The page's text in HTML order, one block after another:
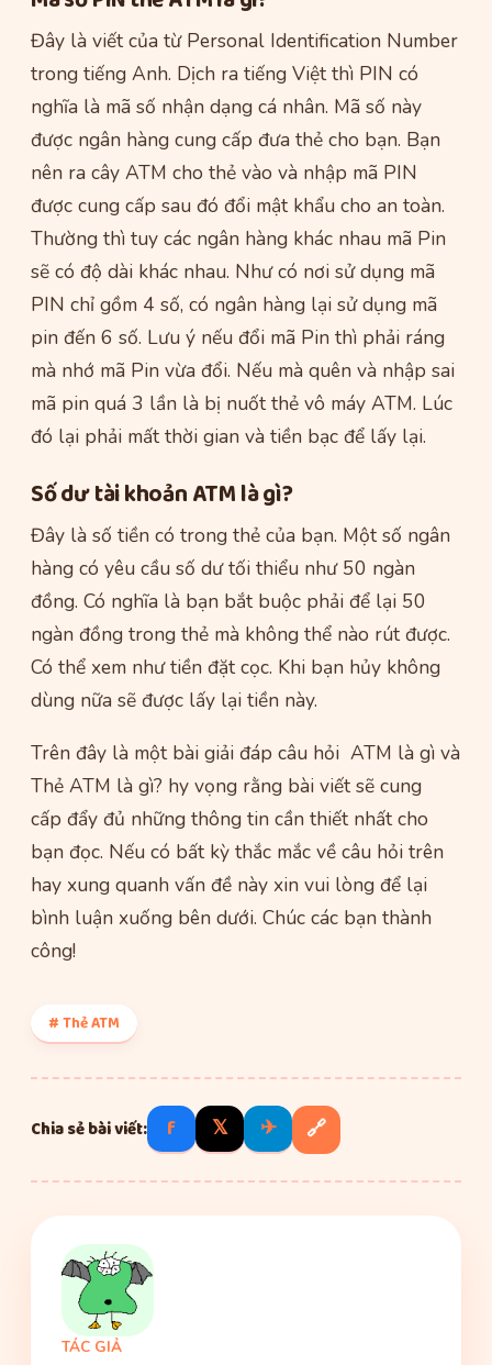
Đây là viết của từ Personal Identification Number
trong tiếng Anh. Dịch ra tiếng Việt thì PIN có
nghĩa là mã số nhận dạng cá nhân. Mã số này
được ngân hàng cung cấp đưa thẻ cho bạn. Bạn
nên ra cây ATM cho thẻ vào và nhập mã PIN
được cung cấp sau đó đổi mật khẩu cho an toàn.
Thường thì tuy các ngân hàng khác nhau mã Pin
sẽ có độ dài khác nhau. Như có nơi sử dụng mã
PIN chỉ gồm 4 số, có ngân hàng lại sử dụng mã
pin đến 6 số. Lưu ý nếu đổi mã Pin thì phải ráng
mà nhớ mã Pin vừa đổi. Nếu mà quên và nhập sai
mã pin quá 3 lần là bị nuốt thẻ vô máy ATM. Lúc
đó lại phải mất thời gian và tiền bạc để lấy lại.
Số dư tài khoản ATM là gì?
Đây là số tiền có trong thẻ của bạn. Một số ngân
hàng có yêu cầu số dư tối thiểu như 50 ngàn
đồng. Có nghĩa là bạn bắt buộc phải để lại 50
ngàn đồng trong thẻ mà không thể nào rút được.
Có thể xem như tiền đặt cọc. Khi bạn hủy không
dùng nữa sẽ được lấy lại tiền này.
Trên đây là một bài giải đáp câu hỏi ATM là gì và
Thẻ ATM là gì? hy vọng rằng bài viết sẽ cung
cấp đẩy đủ những thông tin cần thiết nhất cho
bạn đọc. Nếu có bất kỳ thắc mắc về câu hỏi trên
hay xung quanh vấn đề này xin vui lòng để lại
bình luận xuống bên dưới. Chúc các bạn thành
công!
# Thẻ ATM
Chia sẻ bài viết: f 𝕏 ✈ 🔗
TÁC GIẢ